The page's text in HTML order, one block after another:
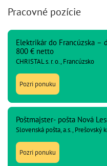
Pracovné pozície
Elektrikár do Francúzska
800 € netto
CHRISTAL s. r. o., Francúzsko
Pozri ponuku
Poštmajster- pošta Nová
Slovenská pošta, a.s., Prešovský
Pozri ponuku